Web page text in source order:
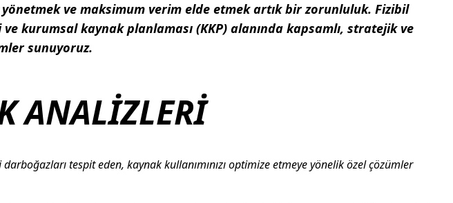
ve maksimum verim elde etmek artık bir zorunluluk. Fizibil
kurumsal kaynak planlaması (KKP) alanında kapsamlı, stratejik ve
sunuyoruz.
ANALİZLERİ
tespit eden, kaynak kullanımınızı optimize etmeye yönelik özel çözümler